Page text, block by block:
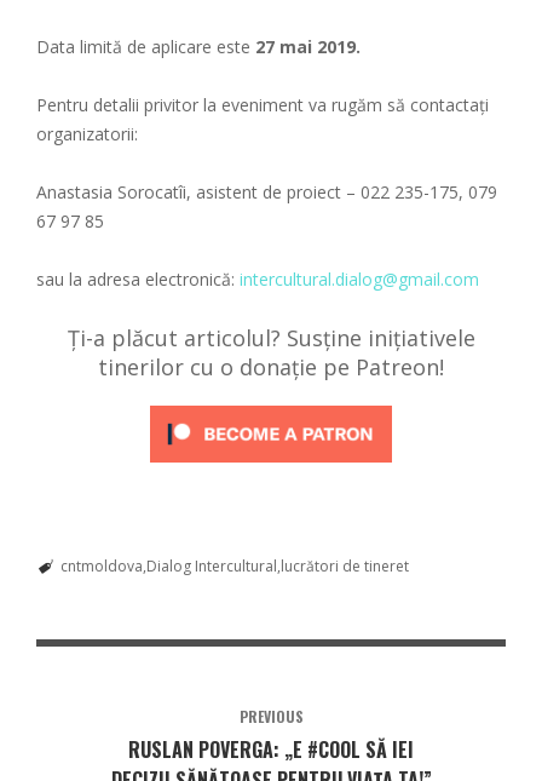
Data limită de aplicare este 27 mai 2019.
Pentru detalii privitor la eveniment va rugăm să contactați
organizatorii:
Anastasia Sorocatîi, asistent de proiect – 022 235-175, 079
67 97 85
sau la adresa electronică: intercultural.dialog@gmail.com
Ți-a plăcut articolul? Susține inițiativele
tinerilor cu o donație pe Patreon!
cntmoldova Dialog Intercultural lucrători de tineret
PREVIOUS
RUSLAN POVERGA: „E #COOL SĂ IEI